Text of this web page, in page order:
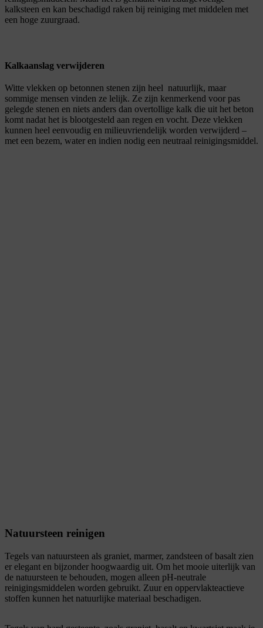
kalksteen en kan beschadigd raken bij reiniging met middelen met
een hoge zuurgraad.
Kalkaanslag verwijderen
Witte vlekken op betonnen stenen zijn heel natuurlijk, maar
sommige mensen vinden ze lelijk. Ze zijn kenmerkend voor pas
gelegde stenen en niets anders dan overtollige kalk die uit het beton
komt nadat het is blootgesteld aan regen en vocht. Deze vlekken
kunnen heel eenvoudig en milieuvriendelijk worden verwijderd –
met een bezem, water en indien nodig een neutraal reinigingsmiddel.
Natuursteen reinigen
Tegels van natuursteen als graniet, marmer, zandsteen of basalt zien
er elegant en bijzonder hoogwaardig uit. Om het mooie uiterlijk van
de natuursteen te behouden, mogen alleen pH-neutrale
reinigingsmiddelen worden gebruikt. Zuur en oppervlakteactieve
stoffen kunnen het natuurlijke materiaal beschadigen.